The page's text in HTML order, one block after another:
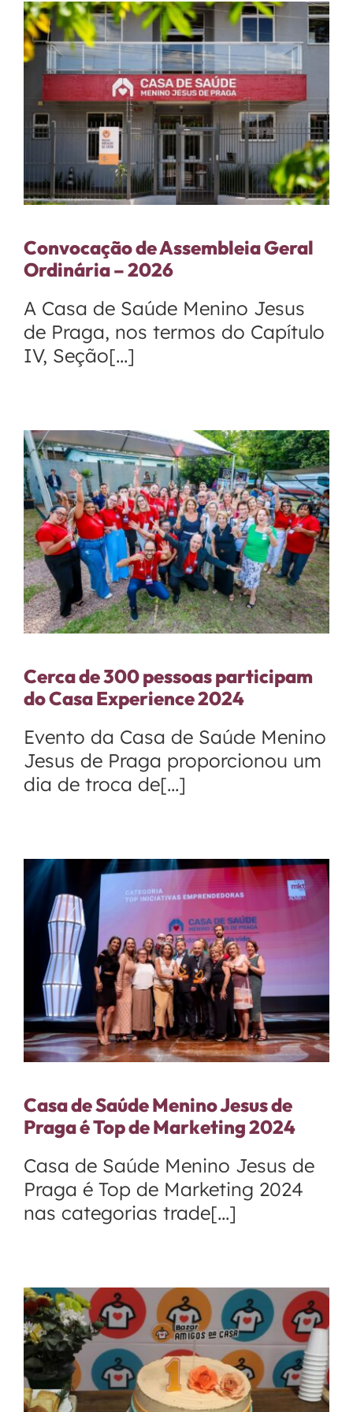
Fale Conosco
Convocação de Assembleia Geral
Ordinária – 2026
A Casa de Saúde Menino Jesus
de Praga, nos termos do Capítulo
IV, Seção[...]
Cerca de 300 pessoas participam
do Casa Experience 2024
Evento da Casa de Saúde Menino
Jesus de Praga proporcionou um
dia de troca de[...]
Casa de Saúde Menino Jesus de
Praga é Top de Marketing 2024
Casa de Saúde Menino Jesus de
Praga é Top de Marketing 2024
nas categorias trade[...]